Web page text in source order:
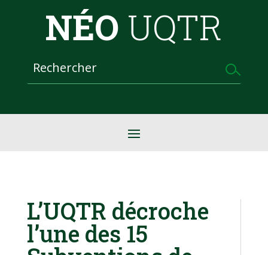
NÉO UQTR
L’UQTR décroche
l’une des 15